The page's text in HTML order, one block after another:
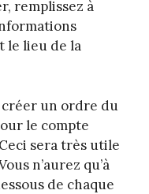
remplissez à
le lieu de la
créer un ordre du
le compte
sera très utile
n’aurez qu’à
de chaque